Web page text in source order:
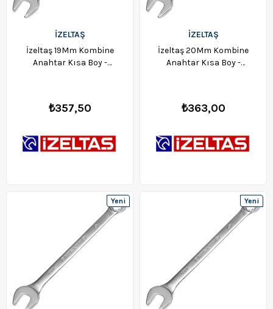
İZELTAŞ
İzeltaş 19Mm Kombine
Anahtar Kısa Boy -
₺357,50
İZELTAŞ
İzeltaş 20Mm Kombine
Anahtar Kısa Boy -
₺363,00
Yeni
Ürün
Yeni
Ürün